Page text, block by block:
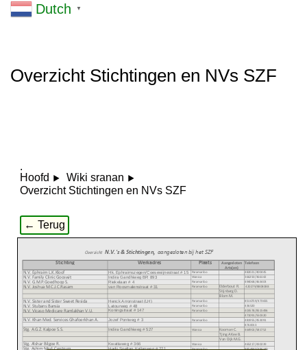
Dutch ▼
Overzicht Stichtingen en NVs SZF
.
Hoofd
Wiki sranan
Overzicht Stichtingen en NVs SZF
← Terug